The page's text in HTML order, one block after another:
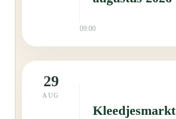
09:00
29
AUG
Kleedjesmarkt